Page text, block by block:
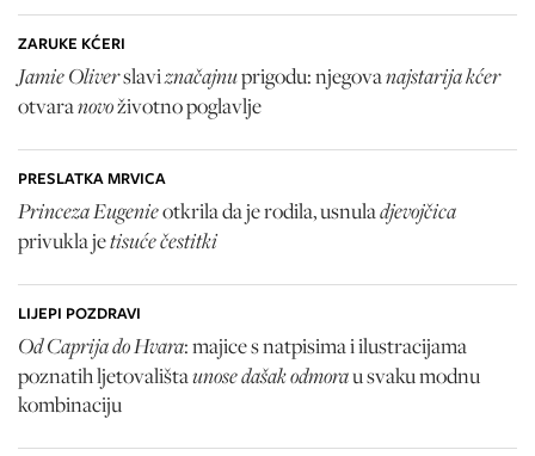
ZARUKE KĆERI
Jamie Oliverslaviznačajnuprigodu: njegovanajstarija kćer
otvaranovoživotno poglavlje
PRESLATKA MRVICA
Princeza Eugenieotkrila da je rodila, usnuladjevojčica
privukla jetisuće čestitki
LIJEPI POZDRAVI
Od Caprija do Hvara: majice s natpisima i ilustracijama
poznatih ljetovalištaunose dašak odmorau svaku modnu
kombinaciju